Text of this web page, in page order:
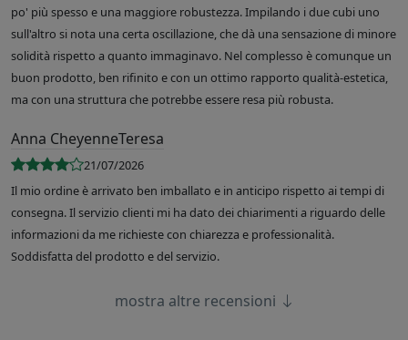
po' più spesso e una maggiore robustezza. Impilando i due cubi uno
sull'altro si nota una certa oscillazione, che dà una sensazione di minore
solidità rispetto a quanto immaginavo. Nel complesso è comunque un
buon prodotto, ben rifinito e con un ottimo rapporto qualità-estetica,
ma con una struttura che potrebbe essere resa più robusta.
Anna CheyenneTeresa
21/07/2026
Il mio ordine è arrivato ben imballato e in anticipo rispetto ai tempi di
consegna. Il servizio clienti mi ha dato dei chiarimenti a riguardo delle
informazioni da me richieste con chiarezza e professionalità.
Soddisfatta del prodotto e del servizio.
mostra altre recensioni